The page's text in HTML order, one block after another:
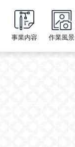
事業内容 作業風景